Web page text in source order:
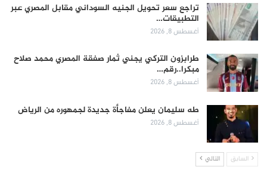
تراجع سعر تحويل الجنيه السوداني مقابل المصري عبر
التطبيقات…
أغسطس 8, 2026
طرابزون التركي يجني ثمار صفقة المصري محمد صلاح
مبكرا..رقم…
أغسطس 8, 2026
طه سليمان يعلن مفاجأة جديدة لجمهوره من الرياض
أغسطس 8, 2026
السابق التالي